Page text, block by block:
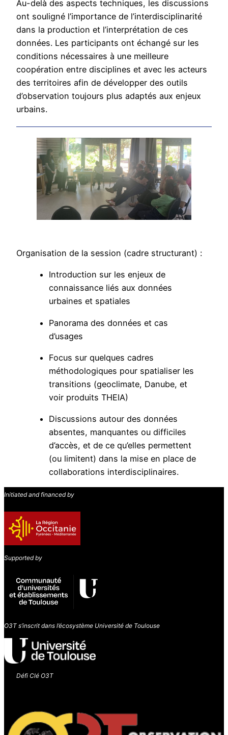
Au-delà des aspects techniques, les discussions
ont souligné l’importance de l’interdisciplinarité
dans la production et l’interprétation de ces
données. Les participants ont échangé sur les
conditions nécessaires à une meilleure
coopération entre disciplines et avec les acteurs
des territoires afin de développer des outils
d’observation toujours plus adaptés aux enjeux
urbains.
Organisation de la session (cadre structurant) :
Introduction sur les enjeux de
connaissance liés aux données
urbaines et spatiales
Panorama des données et cas
d’usages
Focus sur quelques cadres
méthodologiques pour spatialiser les
transitions (geoclimate, Danube, et
voir produits THEIA)
Discussions autour des données
absentes, manquantes ou difficiles
d’accès, et de ce qu’elles permettent
(ou limitent) dans la mise en place de
collaborations interdisciplinaires.
Initiated and financed by
Supported by
O3T s’inscrit dans l’écosystème Université de Toulouse
Défi Clé O3T